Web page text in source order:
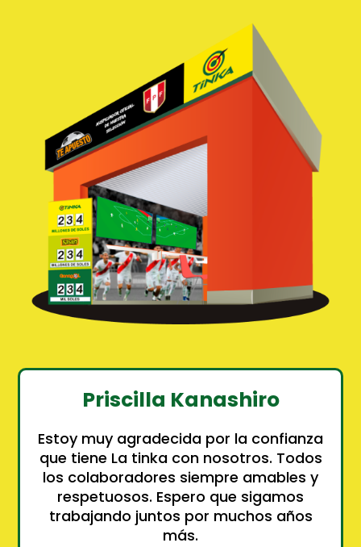
Priscilla Kanashiro
Estoy muy agradecida por la confianza
que tiene La tinka con nosotros. Todos
los colaboradores siempre amables y
respetuosos. Espero que sigamos
trabajando juntos por muchos años
más.